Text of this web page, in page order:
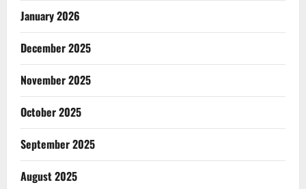
January 2026
December 2025
November 2025
October 2025
September 2025
August 2025